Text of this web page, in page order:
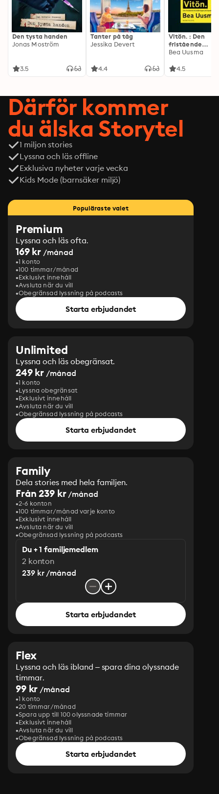
Den tysta handen
Jonas Moström
3.5
Tanter på tåg
Jessika Devert
4.4
Vitön. : Den
fristående
fortsättningen
Bea Uusma
4.5
Därför kommer
du älska Storytel
1 miljon stories
Lyssna och läs offline
Exklusiva nyheter varje vecka
Kids Mode (barnsäker miljö)
Populäraste valet
Premium
Lyssna och läs ofta.
169 kr /månad
1 konto
100 timmar/månad
Exklusivt innehåll
Avsluta när du vill
Obegränsad lyssning på podcasts
Starta erbjudandet
Unlimited
Lyssna och läs obegränsat.
249 kr /månad
1 konto
Lyssna obegränsat
Exklusivt innehåll
Avsluta när du vill
Obegränsad lyssning på podcasts
Starta erbjudandet
Family
Dela stories med hela familjen.
Från 239 kr/månad
2-6 konton
100 timmar/månad varje konto
Exklusivt innehåll
Avsluta när du vill
Obegränsad lyssning på podcasts
Du + 1 familjemedlem
2 konton
239 kr /månad
Starta erbjudandet
Flex
Lyssna och läs ibland – spara dina olyssnade
timmar.
99 kr /månad
1 konto
20 timmar/månad
Spara upp till 100 olyssnade timmar
Exklusivt innehåll
Avsluta när du vill
Obegränsad lyssning på podcasts
Starta erbjudandet